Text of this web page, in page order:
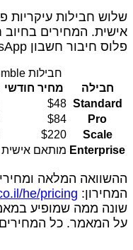
פלוס חיבור חשבון WhatsApp למערכת בחינם.
חבילות Mumble ומה כל אחת כוללת
חבילה
מחיר חודשי
Standard
$48
Pro
$84
Scale
$220
Enterprise מותאם אישית
ההשוואה המלאה
המחירון: he/pricing
שונה ממה שמופיע
על המאמר. כל